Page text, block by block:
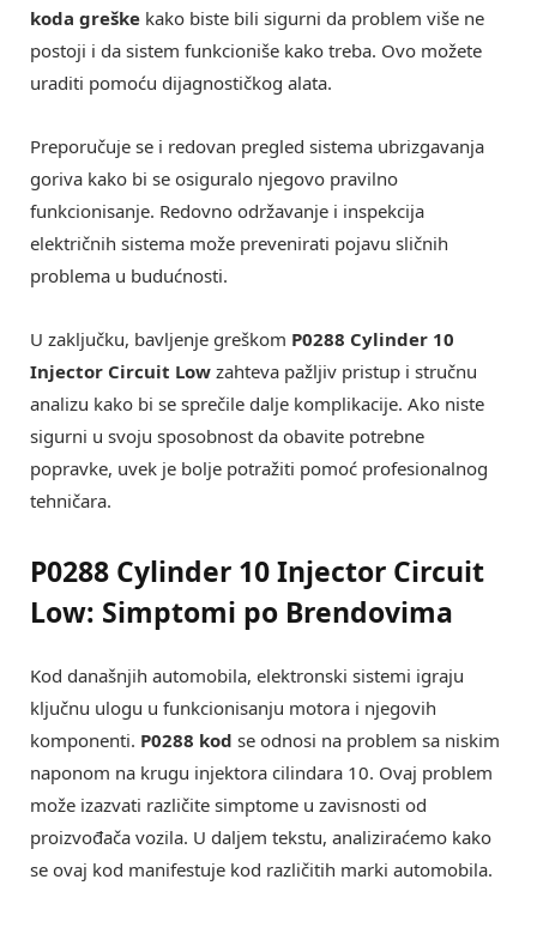
koda greške kako biste bili sigurni da problem više ne
postoji i da sistem funkcioniše kako treba. Ovo možete
uraditi pomoću dijagnostičkog alata.
Preporučuje se i redovan pregled sistema ubrizgavanja
goriva kako bi se osiguralo njegovo pravilno
funkcionisanje. Redovno održavanje i inspekcija
električnih sistema može prevenirati pojavu sličnih
problema u budućnosti.
U zaključku, bavljenje greškom P0288 Cylinder 10
Injector Circuit Low zahteva pažljiv pristup i stručnu
analizu kako bi se sprečile dalje komplikacije. Ako niste
sigurni u svoju sposobnost da obavite potrebne
popravke, uvek je bolje potražiti pomoć profesionalnog
tehničara.
P0288 Cylinder 10 Injector Circuit
Low: Simptomi po Brendovima
Kod današnjih automobila, elektronski sistemi igraju
ključnu ulogu u funkcionisanju motora i njegovih
komponenti. P0288 kod se odnosi na problem sa niskim
naponom na krugu injektora cilindara 10. Ovaj problem
može izazvati različite simptome u zavisnosti od
proizvođača vozila. U daljem tekstu, analiziraćemo kako
se ovaj kod manifestuje kod različitih marki automobila.